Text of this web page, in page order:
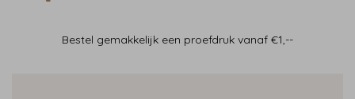
Bestel gemakkelijk een proefdruk vanaf €1,--